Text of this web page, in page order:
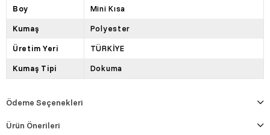
Boy Mini Kısa
Kumaş Polyester
Üretim Yeri TÜRKİYE
Kumaş Tipi Dokuma
Ödeme Seçenekleri
Ürün Önerileri